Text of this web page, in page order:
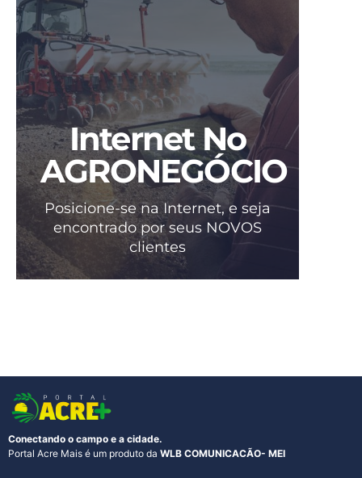
Internet No
AGRONEGÓCIO
Posicione-se na Internet, e seja
encontrado por seus NOVOS
clientes
Conectando o campo e a cidade.
Portal Acre Mais é um produto da WLB COMUNICACÃO- MEI